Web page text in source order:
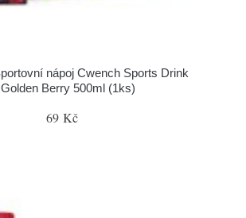
nápoj Cwench Sports Drink
Golden Berry 500ml (1ks)
69 Kč